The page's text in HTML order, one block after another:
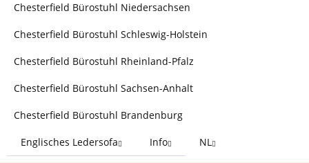
Chesterfield Bürostuhl Niedersachsen
Chesterfield Bürostuhl Schleswig-Holstein
Chesterfield Bürostuhl Rheinland-Pfalz
Chesterfield Bürostuhl Sachsen-Anhalt
Chesterfield Bürostuhl Brandenburg
Englisches Ledersofa Info NL